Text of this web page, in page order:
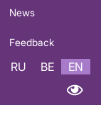
News
Feedback
RU BE EN